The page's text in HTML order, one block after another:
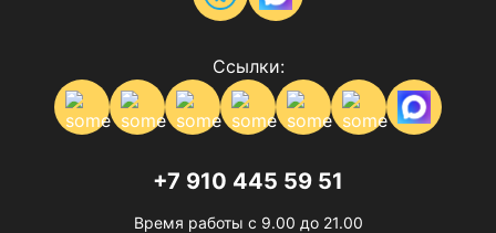
Ссылки:
+7 910 445 59 51
Время работы с 9.00 до 21.00